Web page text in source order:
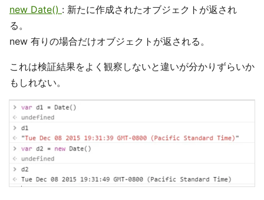
new Date() : 新たに作成されたオブジェクトが返され
る。
new 有りの場合だけオブジェクトが返される。
これは検証結果をよく観察しないと違いが分かりずらいか
もしれない。